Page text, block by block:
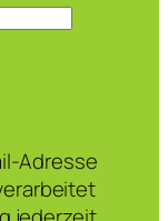
Adresse